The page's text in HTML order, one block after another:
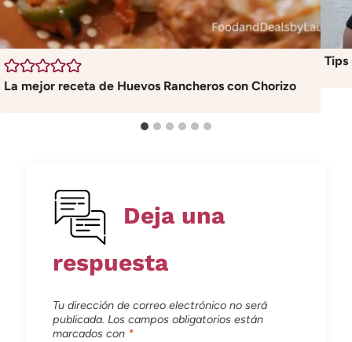
La mejor receta de Huevos Rancheros con Chorizo
Tips
Deja una
respuesta
Tu dirección de correo electrónico no será
publicada. Los campos obligatorios están
marcados con *